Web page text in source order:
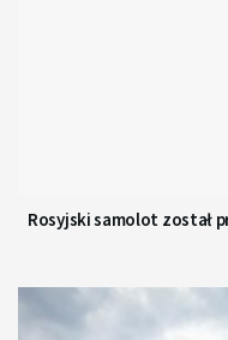
Rosyjski samolot został